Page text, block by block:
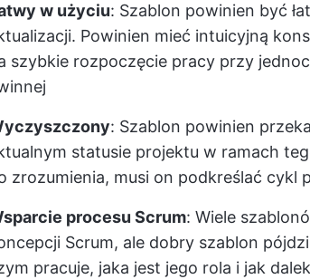
w użyciu: Szablon powinien być
Powinien mieć intuicyjną
szybkie rozpoczęcie pracy przy
: Szablon powinien
statusie projektu w ramach
zrozumienia, musi on podkreślać cykl
procesu Scrum: Wiele
Scrum, ale dobry szablon
pracuje, jaka jest jego rola i jak